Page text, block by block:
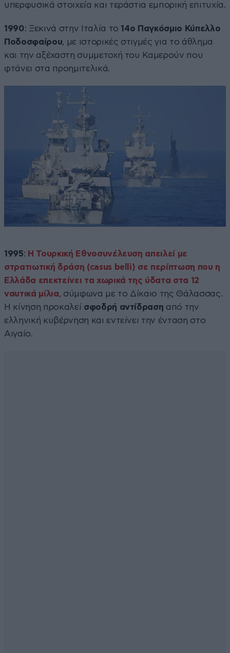
υπερφυσικά στοιχεία και τεράστια εμπορική επιτυχία.
1990: Ξεκινά στην Ιταλία το 14ο Παγκόσμιο Κύπελλο
Ποδοσφαίρου, με ιστορικές στιγμές για το άθλημα
και την αξέχαστη συμμετοχή του Καμερούν που
φτάνει στα προημιτελικά.
1995: Η Τουρκική Εθνοσυνέλευση απειλεί με
στρατιωτική δράση (casus belli) σε περίπτωση που η
Ελλάδα επεκτείνει τα χωρικά της ύδατα στα 12
ναυτικά μίλια, σύμφωνα με το Δίκαιο της Θάλασσας.
Η κίνηση προκαλεί σφοδρή αντίδραση από την
ελληνική κυβέρνηση και εντείνει την ένταση στο
Αιγαίο.